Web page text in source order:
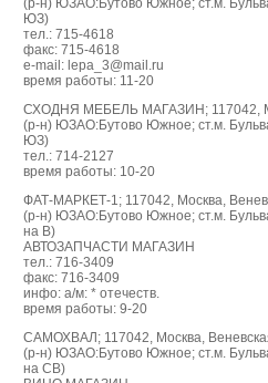
(р-н) ЮЗАО:Бутово Южное; ст.м.
ЮЗ)
тел.: 715-4618
факс: 715-4618
e-mail: lepa_3@mail.ru
время работы: 11-20
СХОДНЯ МЕБЕЛЬ МАГАЗИН; 117042,
(р-н) ЮЗАО:Бутово Южное; ст.м.
ЮЗ)
тел.: 714-2127
время работы: 10-20
ФАТ-МАРКЕТ-1; 117042, Москва,
(р-н) ЮЗАО:Бутово Южное; ст.м.
на В)
АВТОЗАПЧАСТИ МАГАЗИН
тел.: 716-3409
факс: 716-3409
инфо: а/м: * отечеств.
время работы: 9-20
САМОХВАЛ; 117042, Москва,
(р-н) ЮЗАО:Бутово Южное; ст.м.
на СВ)